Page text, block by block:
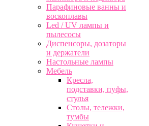
Парафиновые ванны и
воскоплавы
Led / UV лампы и
пылесосы
Диспенсоры, дозаторы
и держатели
Настольные лампы
Мебель
Кресла,
подставки, пуфы,
стулья
Столы, тележки,
тумбы